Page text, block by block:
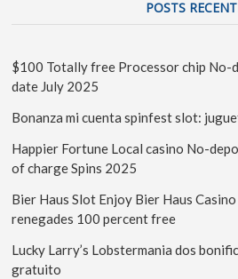
POSTS
$100 Totally free Processor chip
date July 2025
Bonanza mi cuenta spinfest slot:
Happier Fortune Local casino No-
of charge Spins 2025
Bier Haus Slot Enjoy Bier Haus
renegades 100 percent free
Lucky Larry’s Lobstermania dos
gratuito